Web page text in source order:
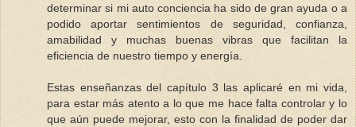
determinar si mi auto conciencia ha sido de gran ayuda o a
podido aportar sentimientos de seguridad, confianza,
amabilidad y muchas buenas vibras que facilitan la
eficiencia de nuestro tiempo y energía.
Estas enseñanzas del capítulo 3 las aplicaré en mi vida,
para estar más atento a lo que me hace falta controlar y lo
que aún puede mejorar, esto con la finalidad de poder dar